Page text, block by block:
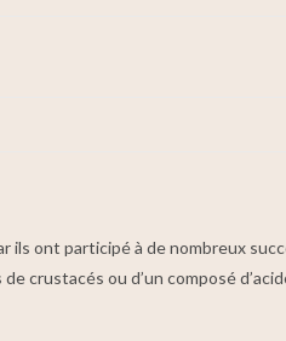
ont participé à de nombreux
crustacés ou d’un composé